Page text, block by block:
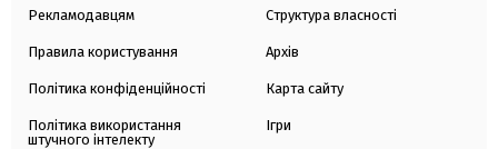
Рекламодавцям
Правила користування
Політика конфіденційності
Політика використання
штучного інтелекту
Структура власності
Архів
Карта сайту
Ігри